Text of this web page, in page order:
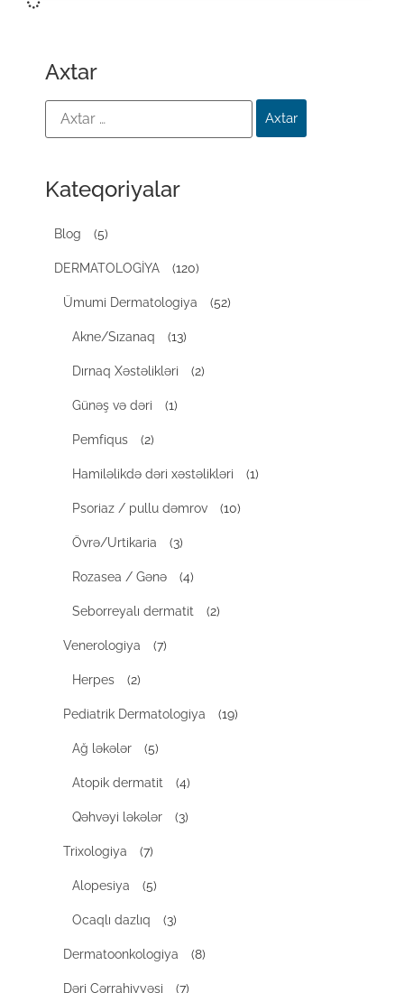
Axtar
Kateqoriyalar
Blog (5)
DERMATOLOGİYA (120)
Ümumi Dermatologiya (52)
Akne/Sızanaq (13)
Dırnaq Xəstəlikləri (2)
Günəş və dəri (1)
Pemfiqus (2)
Hamiləlikdə dəri xəstəlikləri (1)
Psoriaz / pullu dəmrov (10)
Övrə/Urtikaria (3)
Rozasea / Gənə (4)
Seborreyalı dermatit (2)
Venerologiya (7)
Herpes (2)
Pediatrik Dermatologiya (19)
Ağ ləkələr (5)
Atopik dermatit (4)
Qəhvəyi ləkələr (3)
Trixologiya (7)
Alopesiya (5)
Ocaqlı dazlıq (3)
Dermatoonkologiya (8)
Dəri Cərrahiyyəsi (7)